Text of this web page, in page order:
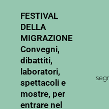
FESTIVAL
DELLA
MIGRAZIONE
Convegni,
dibattiti,
laboratori,
spettacoli e
mostre, per
entrare nel